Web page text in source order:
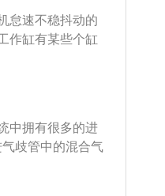
速抖动；3、怠
控制的，ECU会
的开启进行控
气量分配不均，
怠速不稳抖动的
作缸有某些个缸
发动机抖动；
明这个缸是好
；这就是简易
中拥有很多的进
歧管中的混合气
时无力的症状；